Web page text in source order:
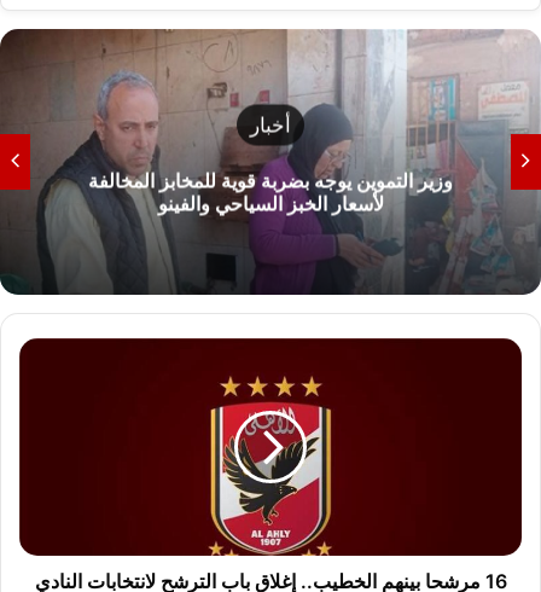
أخبار
وزير التموين يوجه بضربة قوية للمخابز المخالفة
لأسعار الخبز السياحي والفينو
1
ي
16 مرشحا بينهم الخطيب.. إغلاق باب الترشح لانتخابات النادي